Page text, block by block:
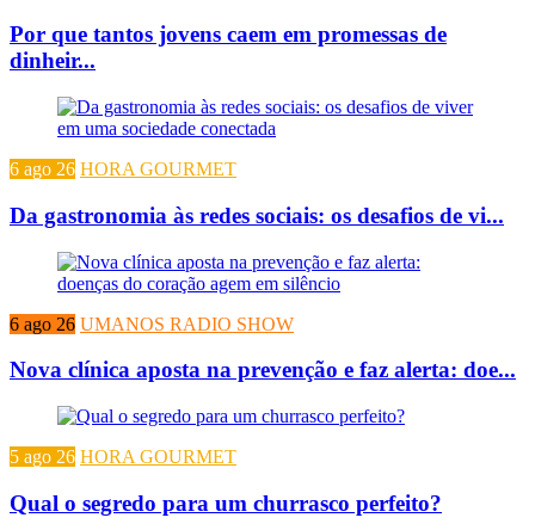
Por que tantos jovens caem em promessas de
dinheir...
6 ago 26 HORA GOURMET
Da gastronomia às redes sociais: os desafios de vi...
6 ago 26 UMANOS RADIO SHOW
Nova clínica aposta na prevenção e faz alerta: doe...
5 ago 26 HORA GOURMET
Qual o segredo para um churrasco perfeito?